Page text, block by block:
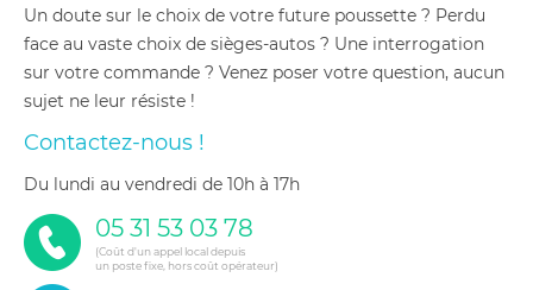
Un doute sur le choix de votre future poussette ? Perdu
face au vaste choix de sièges-autos ? Une interrogation
sur votre commande ? Venez poser votre question, aucun
sujet ne leur résiste !
Contactez-nous !
du lundi au vendredi de 10h à 17h
05 31 53 03 78
(Coût d'un appel local depuis
un poste fixe, hors coût opérateur)